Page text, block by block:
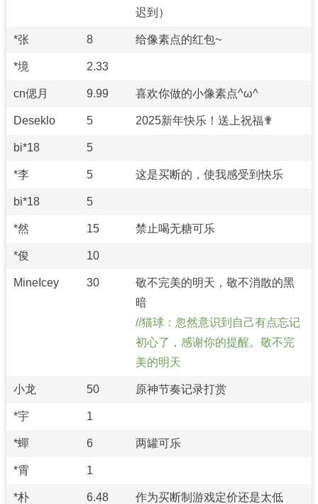
迟到）
*张 8 给像素点的红包~
*境 2.33
cn偲月 9.99 喜欢你做的小像素点^ω^
Deseklo 5 2025新年快乐！送上祝福✟
bi*18 5
*李 5 这是买断的，使我感受到快乐
bi*18 5
*然 15 禁止喝无糖可乐
*俊 10
MineIcey 30
敬不完美的明天，敬不消散的黑
暗
猫球：忽然意识到自己有点忘记
初心了，感谢你的提醒。敬不完
美的明天
小龙 50 原神节奏记录打赏
*宇 1
*蟬 6 两罐可乐
*霄 1
*朴 6.48
作为买断制游戏定价还是太低